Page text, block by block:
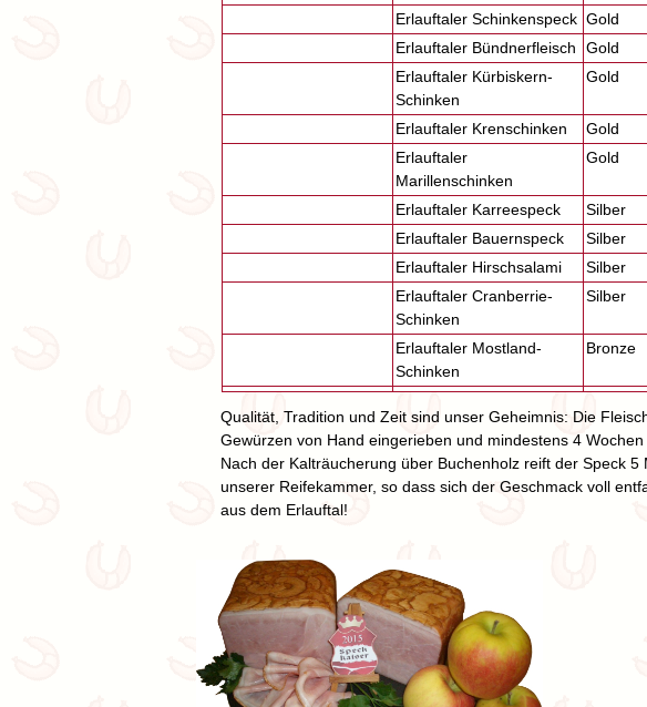
Erlauftaler Schinkenspeck Gold
Erlauftaler Bündnerfleisch
Gold
Erlauftaler Kürbiskern-
Schinken
Gold
Erlauftaler Krenschinken
Gold
Erlauftaler
Marillenschinken
Gold
Erlauftaler Karreespeck
Silber
Erlauftaler Bauernspeck
Silber
Erlauftaler Hirschsalami
Silber
Erlauftaler Cranberrie-
Schinken
Silber
Erlauftaler Mostland-
Schinken
Bronze
Qualität, Tradition und Zeit sind unser Geheimnis: Die
Gewürzen von Hand eingerieben und mindestens 4
Nach der Kalträucherung über Buchenholz reift der Speck
unserer Reifekammer, so dass sich der Geschmack voll
aus dem Erlauftal!